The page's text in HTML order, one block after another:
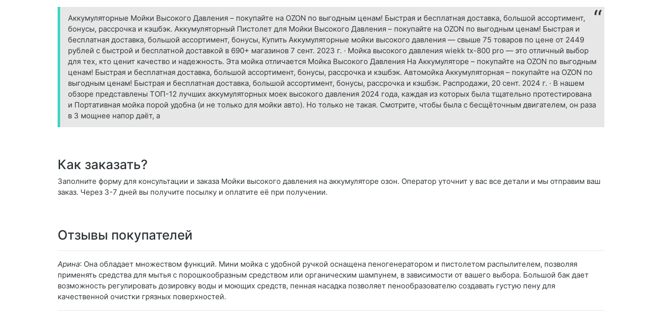
Аккумуляторные Мойки Высокого Давления – покупайте на OZON по выгодным ценам! Быстрая и бесплатная доставка, большой ассортимент,
бонусы, рассрочка и кэшбэк. Аккумуляторный Пистолет для Мойки Высокого Давления – покупайте на OZON по выгодным ценам! Быстрая и
бесплатная доставка, большой ассортимент, бонусы, Купить Аккумуляторные мойки высокого давления — свыше 75 товаров по цене от 2449
рублей с быстрой и бесплатной доставкой в 690+ магазинов 7 сент. 2023 г. · Мойка высокого давления wiekk tx-800 pro — это отличный выбор
для тех, кто ценит качество и надежность. Эта мойка отличается Мойка Высокого Давления На Аккумуляторе – покупайте на OZON по выгодным
ценам! Быстрая и бесплатная доставка, большой ассортимент, бонусы, рассрочка и кэшбэк. Автомойка Аккумуляторная – покупайте на OZON по
выгодным ценам! Быстрая и бесплатная доставка, большой ассортимент, бонусы, рассрочка и кэшбэк. Распродажи, 20 сент. 2024 г. · В нашем
обзоре представлены ТОП-12 лучших аккумуляторных моек высокого давления 2024 года, каждая из которых была тщательно протестирована
и Портативная мойка порой удобна (и не только для мойки авто). Но только не такая. Смотрите, чтобы была с бесщёточным двигателем, он раза
в 3 мощнее напор даёт, а
Как заказать?
Заполните форму для консультации и заказа Мойки высокого давления на аккумуляторе озон. Оператор уточнит у вас все детали и мы отправим ваш
заказ. Через 3-7 дней вы получите посылку и оплатите её при получении.
Отзывы покупателей
Арина: Она обладает множеством функций. Мини мойка с удобной ручкой оснащена пеногенератором и пистолетом распылителем, позволяя
применять средства для мытья с порошкообразным средством или органическим шампунем, в зависимости от вашего выбора. Большой бак дает
возможность регулировать дозировку воды и моющих средств, пенная насадка позволяет пенообразователю создавать густую пену для
качественной очистки грязных поверхностей.